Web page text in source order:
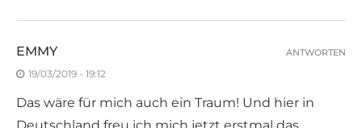
EMMY
19/03/2019 - 19:12
Das wäre für mich auch ein Traum! Und hier in
ANTWORTEN